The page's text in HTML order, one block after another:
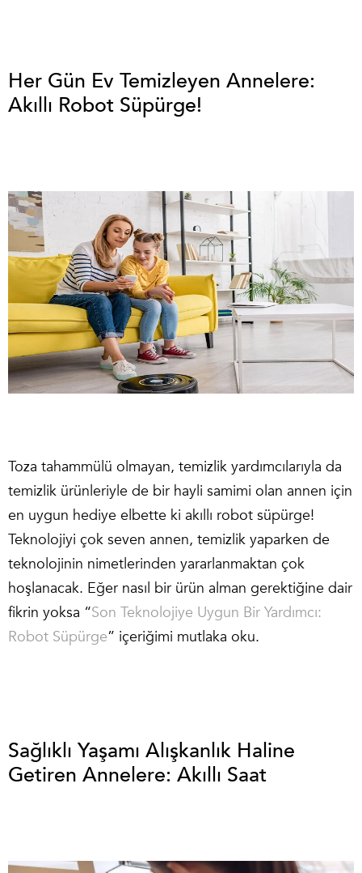
Her Gün Ev Temizleyen Annelere:
Akıllı Robot Süpürge!
Toza tahammülü olmayan, temizlik yardımcılarıyla da
temizlik ürünleriyle de bir hayli samimi olan annen için
en uygun hediye elbette ki akıllı robot süpürge!
Teknolojiyi çok seven annen, temizlik yaparken de
teknolojinin nimetlerinden yararlanmaktan çok
hoşlanacak. Eğer nasıl bir ürün alman gerektiğine dair
fikrin yoksa “Son Teknolojiye Uygun Bir Yardımcı:
Robot Süpürge” içeriğimi mutlaka oku.
Sağlıklı Yaşamı Alışkanlık Haline
Getiren Annelere: Akıllı Saat